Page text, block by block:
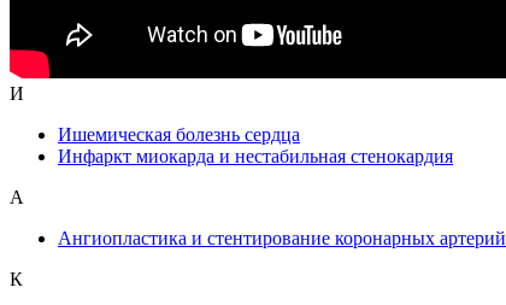
И
Ишемическая болезнь сердца
Инфаркт миокарда и нестабильная стенокардия
А
Ангиопластика и стентирование коронарных артерий
К